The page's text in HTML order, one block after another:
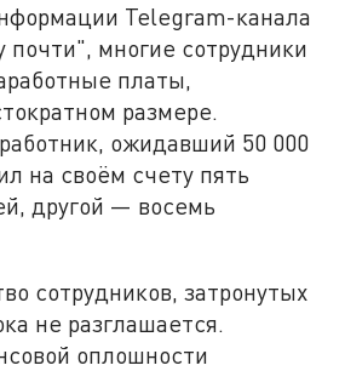
Telegram-канала
многие сотрудники
платы,
размере.
ожидавший 50 000
на своём счету пять
другой — восемь
сотрудников, затронутых
не разглашается.
оплошности